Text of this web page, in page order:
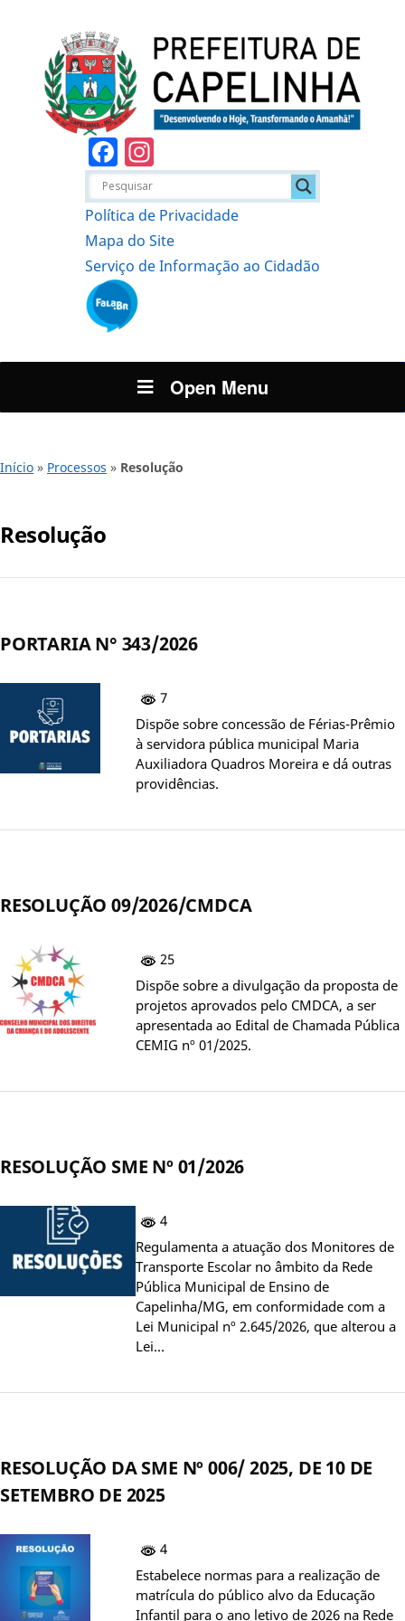
Facebook
Política de Privacidade
Mapa do Site
Serviço de Informação ao Cidadão
Open Menu
Início » Processos » Resolução
Resolução
PORTARIA N° 343/2026
7
Dispõe sobre concessão de Férias-Prêmio
à servidora pública municipal Maria
Auxiliadora Quadros Moreira e dá outras
providências.
RESOLUÇÃO 09/2026/CMDCA
25
Dispõe sobre a divulgação da proposta de
projetos aprovados pelo CMDCA, a ser
apresentada ao Edital de Chamada Pública
CEMIG nº 01/2025.
RESOLUÇÃO SME Nº 01/2026
4
Regulamenta a atuação dos Monitores de
Transporte Escolar no âmbito da Rede
Pública Municipal de Ensino de
Capelinha/MG, em conformidade com a
Lei Municipal nº 2.645/2026, que alterou a
Lei…
RESOLUÇÃO DA SME Nº 006/ 2025, DE 10 DE
SETEMBRO DE 2025
4
Estabelece normas para a realização de
matrícula do público alvo da Educação
Infantil para o ano letivo de 2026 na Rede